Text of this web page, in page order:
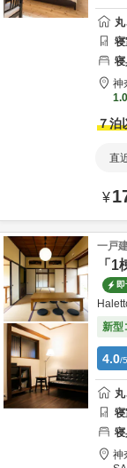
神
７泊
直
¥
一戸
「
新型
4.0/5
神